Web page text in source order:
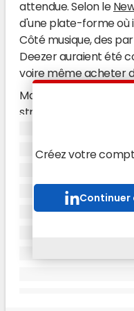
attendue. Selon le
d'une plate-forme où
Côté musique, des
Deezer auraient été
voire même acheter
Mais Facebook
streaming de Netflix a
compléter cette
Wall Street Journal à
Facebook
Et qui dit réseau
"écouté" et
donc un bel avenir
Créez votre
Continuer